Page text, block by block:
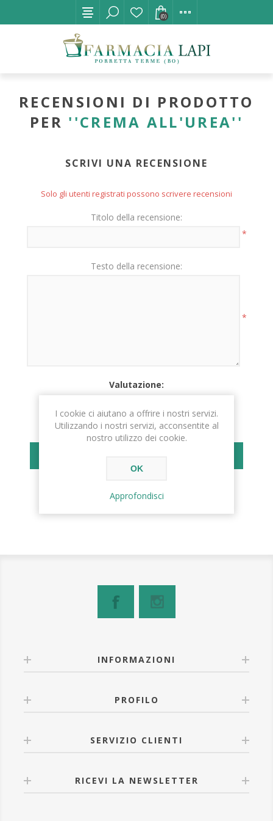
(0)
RECENSIONI DI PRODOTTO
PER
CREMA ALL'UREA
SCRIVI UNA RECENSIONE
Solo gli utenti registrati possono scrivere recensioni
Titolo della recensione:
*
Testo della recensione:
*
Valutazione:
INFORMAZIONI
PROFILO
SERVIZIO CLIENTI
RICEVI LA NEWSLETTER
I cookie ci aiutano a offrire i nostri servizi.
Utilizzando i nostri servizi, acconsentite al
nostro utilizzo dei cookie.
OK
Approfondisci